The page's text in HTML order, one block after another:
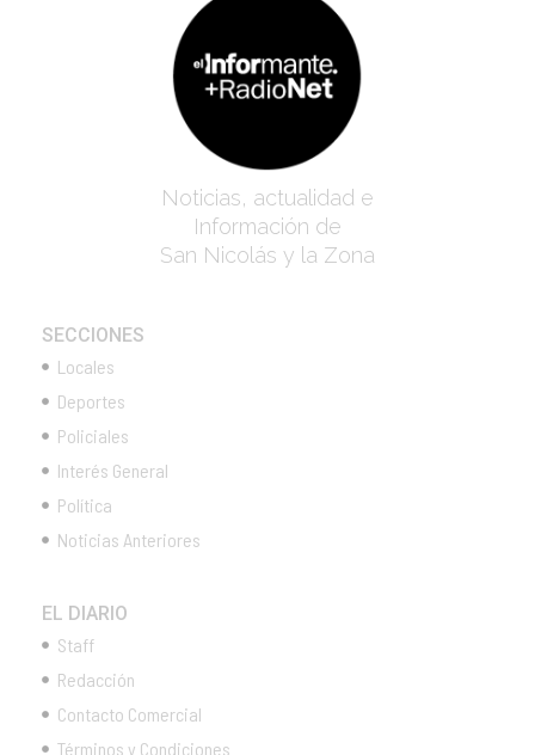
Noticias, actualidad e
Información de
San Nicolás y la Zona
SECCIONES
Locales
Deportes
Policiales
Interés General
Política
Noticias Anteriores
EL DIARIO
Staff
Redacción
Contacto Comercial
Términos y Condiciones